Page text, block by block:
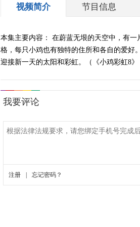
视频简介 节目信息
本集主要内容： 在蔚蓝无垠的天空中，有
格，每只小鸡也有独特的住所和各自的爱
迎接新一天的太阳和彩虹。（《小鸡彩虹8